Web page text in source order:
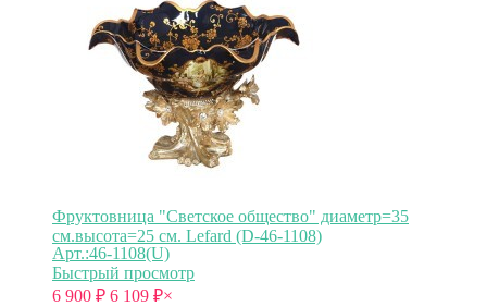
Фруктовница "Светское общество" диаметр=35
см.высота=25 см. Lefard (D-46-1108)
Арт.:46-1108(U)
Быстрый просмотр
6 900 ₽ 6 109 ₽×